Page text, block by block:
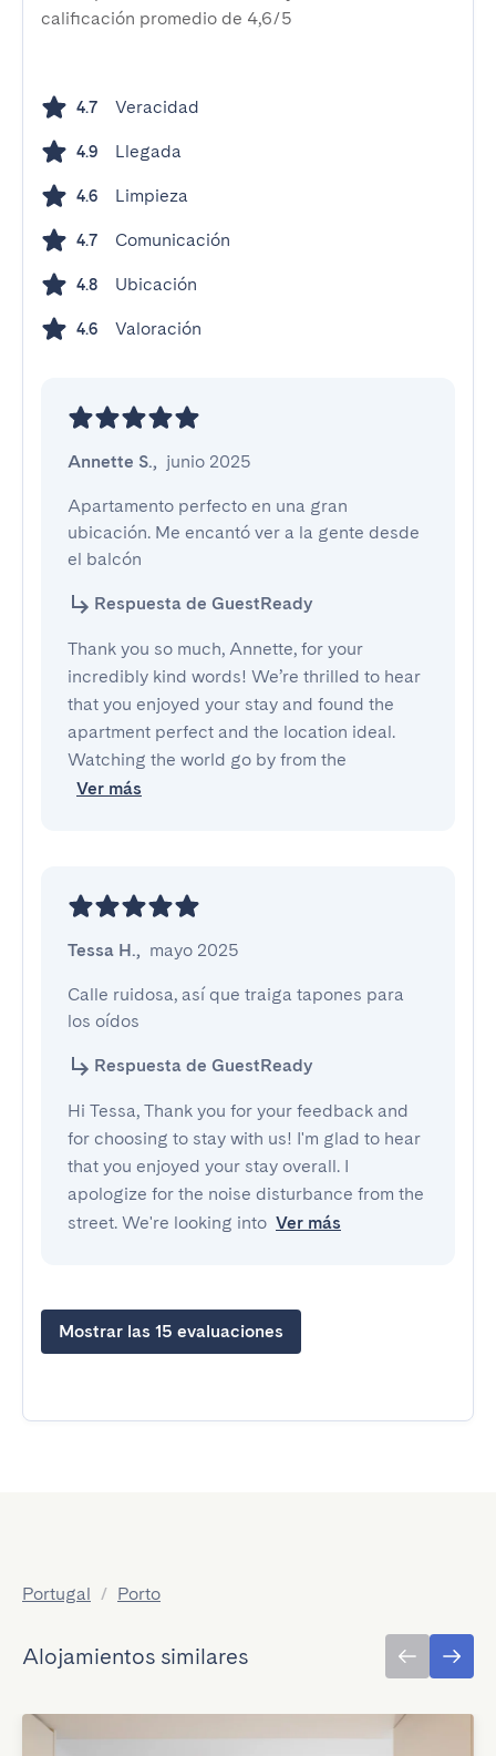
calificación promedio de 4,6/5
4.7 Veracidad
4.9 Llegada
4.6 Limpieza
4.7 Comunicación
4.8 Ubicación
4.6 Valoración
Annette S., junio 2025
Apartamento perfecto en una gran
ubicación. Me encantó ver a la gente desde
el balcón
Respuesta de GuestReady
Thank you so much, Annette, for your
incredibly kind words! We’re thrilled to hear
that you enjoyed your stay and found the
apartment perfect and the location ideal.
Watching the world go by from the
Ver más
Tessa H., mayo 2025
Calle ruidosa, así que traiga tapones para
los oídos
Respuesta de GuestReady
Hi Tessa, Thank you for your feedback and
for choosing to stay with us! I'm glad to hear
that you enjoyed your stay overall. I
apologize for the noise disturbance from the
street. We're looking into Ver más
Mostrar las 15 evaluaciones
Portugal / Porto
Alojamientos similares